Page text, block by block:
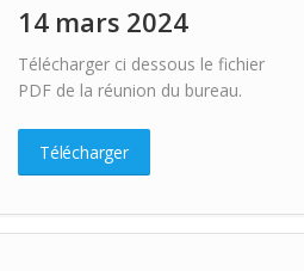
14 mars 2024
Télécharger ci dessous le fichier
PDF de la réunion du bureau.
Télécharger